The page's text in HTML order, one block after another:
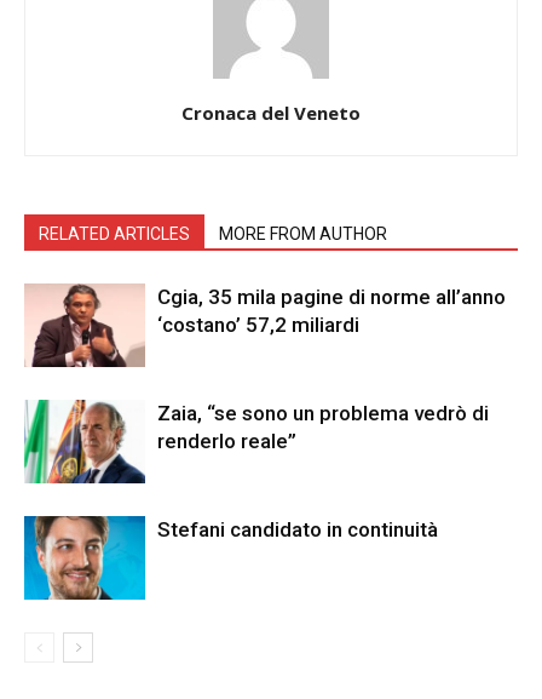
Cronaca del Veneto
RELATED ARTICLES MORE FROM AUTHOR
Cgia, 35 mila pagine di norme all’anno
‘costano’ 57,2 miliardi
Zaia, “se sono un problema vedrò di
renderlo reale”
Stefani candidato in continuità